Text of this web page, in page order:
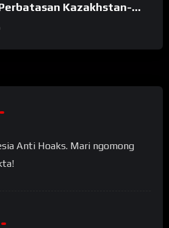
Kazakhstan-
Anti Hoaks. Mari ngomong